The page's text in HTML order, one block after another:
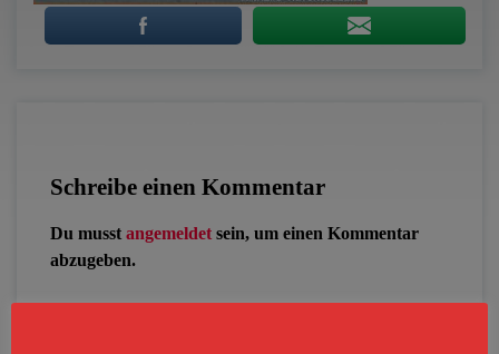
Schreibe einen Kommentar
Du musst angemeldet sein, um einen Kommentar
abzugeben.